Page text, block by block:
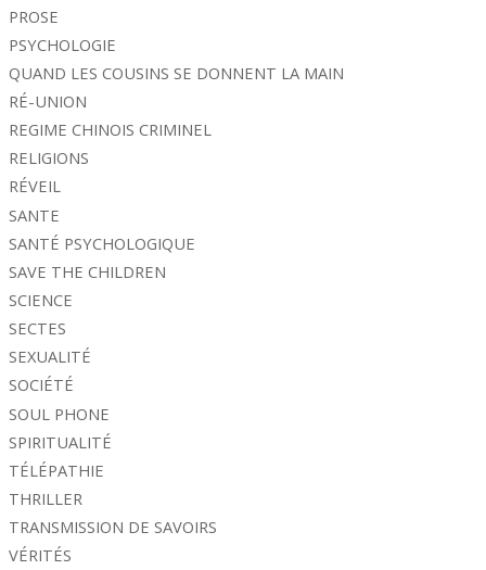
PROSE
PSYCHOLOGIE
QUAND LES COUSINS SE DONNENT LA MAIN
RÉ-UNION
REGIME CHINOIS CRIMINEL
RELIGIONS
RÉVEIL
SANTE
SANTÉ PSYCHOLOGIQUE
SAVE THE CHILDREN
SCIENCE
SECTES
SEXUALITÉ
SOCIÉTÉ
SOUL PHONE
SPIRITUALITÉ
TÉLÉPATHIE
THRILLER
TRANSMISSION DE SAVOIRS
VÉRITÉS